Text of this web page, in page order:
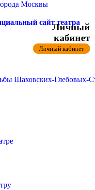
Москвы
сайт театра
Шаховских-
Личный
кабинет
Личный кабинет